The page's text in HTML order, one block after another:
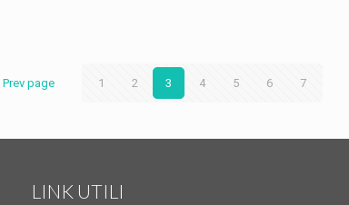
Prev page 1 2 3 4 5 6 7
LINK UTILI